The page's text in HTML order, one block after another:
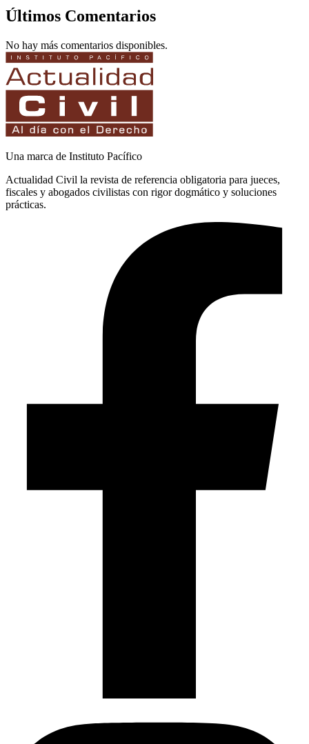
Últimos Comentarios
No hay más comentarios disponibles.
Una marca de Instituto Pacífico
Actualidad Civil la revista de referencia obligatoria para jueces,
fiscales y abogados civilistas con rigor dogmático y soluciones
prácticas.